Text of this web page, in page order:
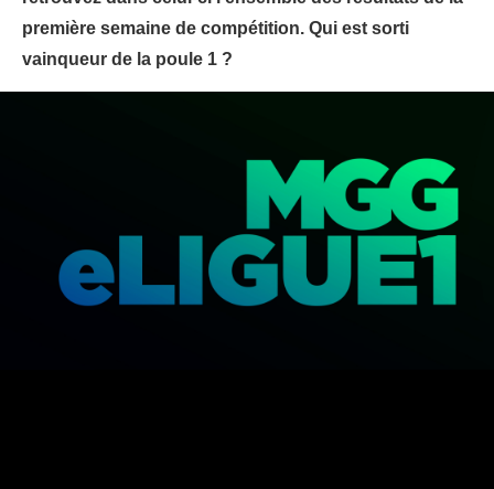
première semaine de compétition. Qui est sorti
vainqueur de la poule 1 ?